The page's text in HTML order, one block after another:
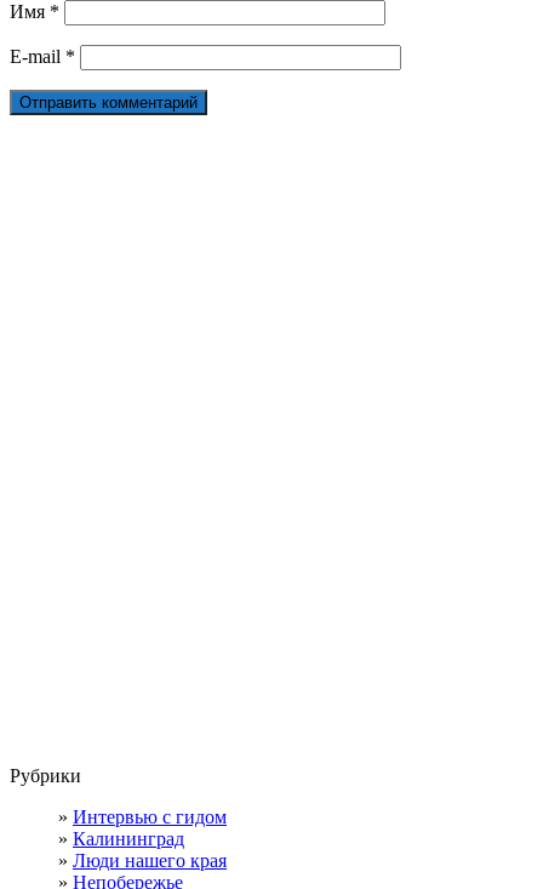
Имя *
E-mail *
Рубрики
Интервью с гидом
Калининград
Люди нашего края
Непобережье